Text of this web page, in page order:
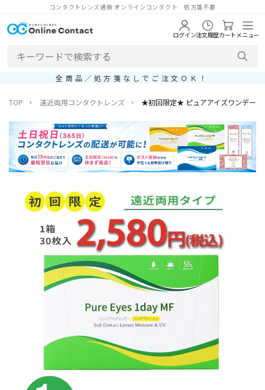
コンタクトレンズ通販 オンラインコンタクト 処方箋不要
ログイン注文履歴カートメニュー
全商品／処方箋なしでご注文ＯＫ！
TOP 遠近両用コンタクトレンズ ★初回限定★ ピュアアイズワンデーマ